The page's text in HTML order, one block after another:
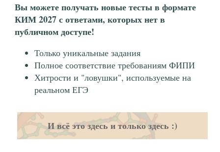
Вы можете получать новые тесты в формате
КИМ 2027 с ответами, которых нет в
публичном доступе!
Только уникальные задания
Полное соответствие требованиям ФИПИ
Хитрости и "ловушки", используемые на
реальном ЕГЭ
И всё это здесь и только здесь :)